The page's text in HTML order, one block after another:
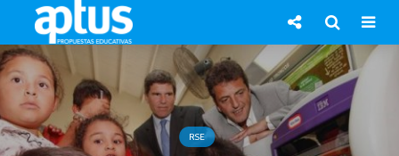
RSE